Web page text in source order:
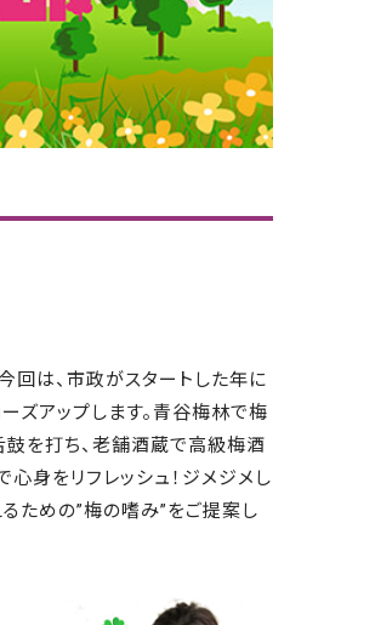
回は、市政がスタートした年に
ズアップします。青谷梅林で梅
鼓を打ち、老舗酒蔵で高級梅酒
心身をリフレッシュ！ジメジメし
ための”梅の嗜み”をご提案し